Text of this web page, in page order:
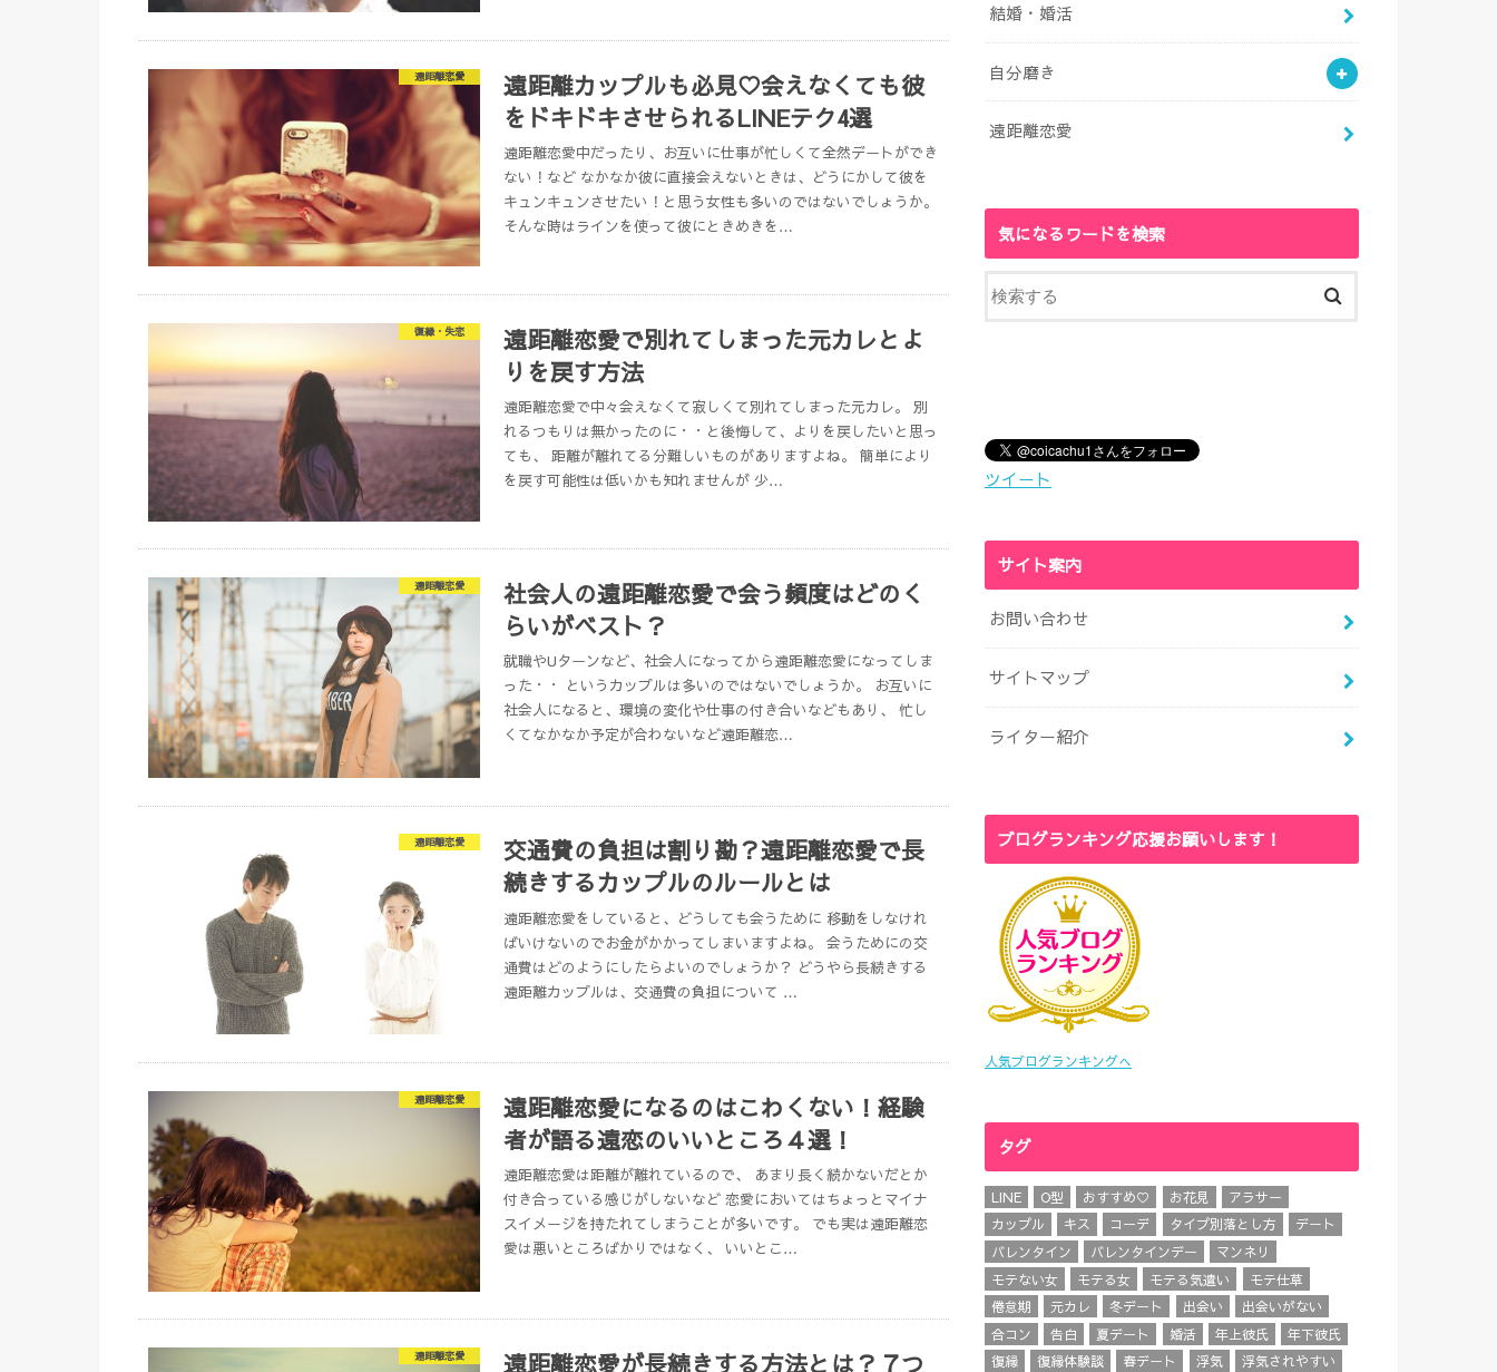
遠距離恋愛
遠距離カップルも必見♡会えなくても彼
をドキドキさせられるLINEテク4選
遠距離恋愛中だったり、お互いに仕事が忙しくて全然デートができ
ない！など なかなか彼に直接会えないときは、どうにかして彼を
キュンキュンさせたい！と思う女性も多いのではないでしょうか。
そんな時はラインを使って彼にときめきを…
復縁・失恋
遠距離恋愛で別れてしまった元カレとよ
りを戻す方法
遠距離恋愛で中々会えなくて寂しくて別れてしまった元カレ。 別
れるつもりは無かったのに・・と後悔して、よりを戻したいと思っ
ても、 距離が離れてる分難しいものがありますよね。 簡単により
を戻す可能性は低いかも知れませんが 少…
遠距離恋愛
社会人の遠距離恋愛で会う頻度はどのく
らいがベスト？
就職やUターンなど、社会人になってから遠距離恋愛になってしま
った・・ というカップルは多いのではないでしょうか。 お互いに
社会人になると、環境の変化や仕事の付き合いなどもあり、 忙し
くてなかなか予定が合わないなど遠距離恋…
遠距離恋愛
交通費の負担は割り勘？遠距離恋愛で長
続きするカップルのルールとは
遠距離恋愛をしていると、どうしても会うために 移動をしなけれ
ばいけないのでお金がかかってしまいますよね。 会うためにの交
通費はどのようにしたらよいのでしょうか？ どうやら長続きする
遠距離カップルは、交通費の負担について …
遠距離恋愛
遠距離恋愛になるのはこわくない！経験
者が語る遠恋のいいところ４選！
遠距離恋愛は距離が離れているので、 あまり長く続かないだとか
付き合っている感じがしないなど 恋愛においてはちょっとマイナ
スイメージを持たれてしまうことが多いです。 でも実は遠距離恋
愛は悪いところばかりではなく、 いいとこ…
遠距離恋愛 遠距離恋愛が長続きする方法とは？７つ
結婚・婚活
自分磨き
遠距離恋愛
気になるワードを検索
ツイート
サイト案内
お問い合わせ
サイトマップ
ライター紹介
ブログランキング応援お願いします！
人気ブログランキングへ
タグ
LINE O型 おすすめ♡ お花見
アラサー
カップル
キス コーデ タイプ別落とし方
デート
バレンタイン
バレンタインデー
マンネリ
モテない女
モテる女 モテる気遣い
モテ仕草
倦怠期
元カレ 冬デート 出会い
出会いがない
合コン
告白 夏デート 婚活 年上彼氏
年下彼氏
復縁
復縁体験談 春デート 浮気 浮気されやすい